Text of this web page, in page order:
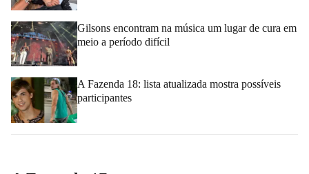
Gilsons encontram na música um lugar de cura em
meio a período difícil
A Fazenda 18: lista atualizada mostra possíveis
participantes